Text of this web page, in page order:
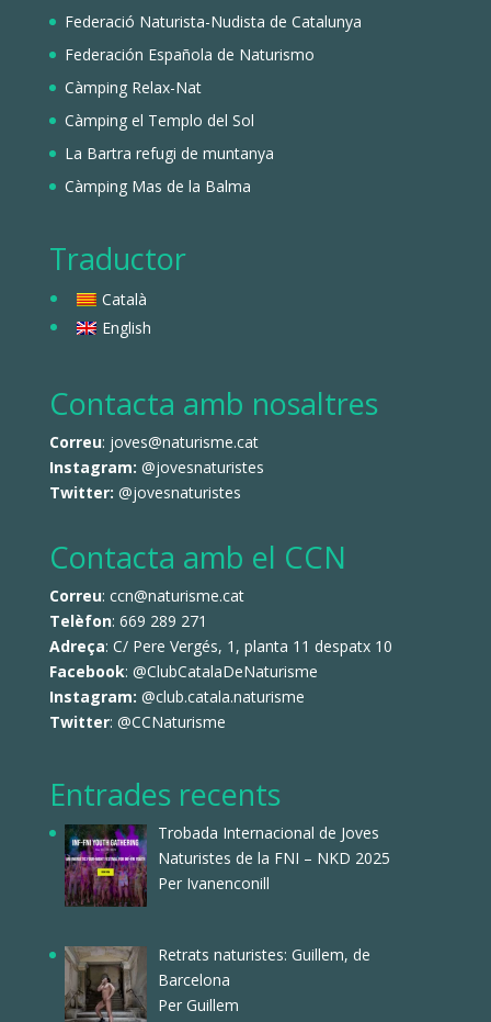
Federació Naturista-Nudista de Catalunya
Federación Española de Naturismo
Càmping Relax-Nat
Càmping el Templo del Sol
La Bartra refugi de muntanya
Càmping Mas de la Balma
Traductor
Català
English
Contacta amb nosaltres
Correu: joves@naturisme.cat
Instagram: @jovesnaturistes
Twitter: @jovesnaturistes
Contacta amb el CCN
Correu: ccn@naturisme.cat
Telèfon: 669 289 271
Adreça: C/ Pere Vergés, 1, planta 11 despatx 10
Facebook: @ClubCatalaDeNaturisme
Instagram: @club.catala.naturisme
Twitter: @CCNaturisme
Entrades recents
Trobada Internacional de Joves
Naturistes de la FNI – NKD 2025
Per Ivanenconill
Retrats naturistes: Guillem, de
Barcelona
Per Guillem